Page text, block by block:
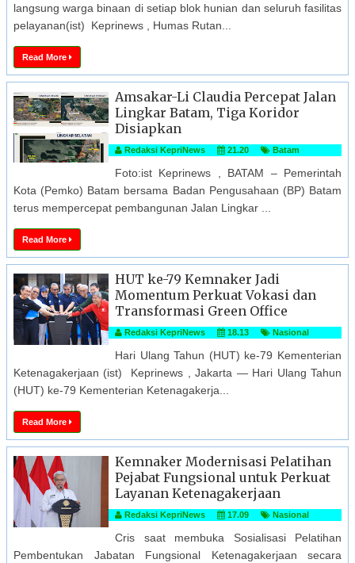
langsung warga binaan di setiap blok hunian dan seluruh fasilitas
pelayanan(ist) Keprinews , Humas Rutan...
Read More
Amsakar-Li Claudia Percepat Jalan
Lingkar Batam, Tiga Koridor
Disiapkan
Redaksi KepriNews 21.20 Batam
Foto:ist Keprinews , BATAM – Pemerintah
Kota (Pemko) Batam bersama Badan Pengusahaan (BP) Batam
terus mempercepat pembangunan Jalan Lingkar ...
Read More
HUT ke-79 Kemnaker Jadi
Momentum Perkuat Vokasi dan
Transformasi Green Office
Redaksi KepriNews 18.13 Nasional
Hari Ulang Tahun (HUT) ke-79 Kementerian
Ketenagakerjaan (ist) Keprinews , Jakarta — Hari Ulang Tahun
(HUT) ke-79 Kementerian Ketenagakerja...
Read More
Kemnaker Modernisasi Pelatihan
Pejabat Fungsional untuk Perkuat
Layanan Ketenagakerjaan
Redaksi KepriNews 17.09 Nasional
Cris saat membuka Sosialisasi Pelatihan
Pembentukan Jabatan Fungsional Ketenagakerjaan secara